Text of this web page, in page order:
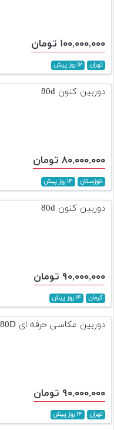
۱۰۰,۰۰۰,۰۰۰ تومان
تهران ۱۲ روز پیش
دوربین کنون 80d
۸۰,۰۰۰,۰۰۰ تومان
خوزستان ۱۴ روز پیش
دوربین کنون 80d
۹۰,۰۰۰,۰۰۰ تومان
کرمان ۱۴ روز پیش
دوربین عکاسی حرفه ای canon 80D
۹۰,۰۰۰,۰۰۰ تومان
تهران ۱۴ روز پیش